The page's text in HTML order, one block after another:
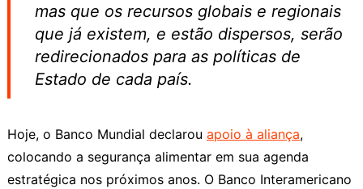
mas que os recursos globais e regionais
que já existem, e estão dispersos, serão
redirecionados para as políticas de
Estado de cada país.
Hoje, o Banco Mundial declarou apoio à aliança,
colocando a segurança alimentar em sua agenda
estratégica nos próximos anos. O Banco Interamericano